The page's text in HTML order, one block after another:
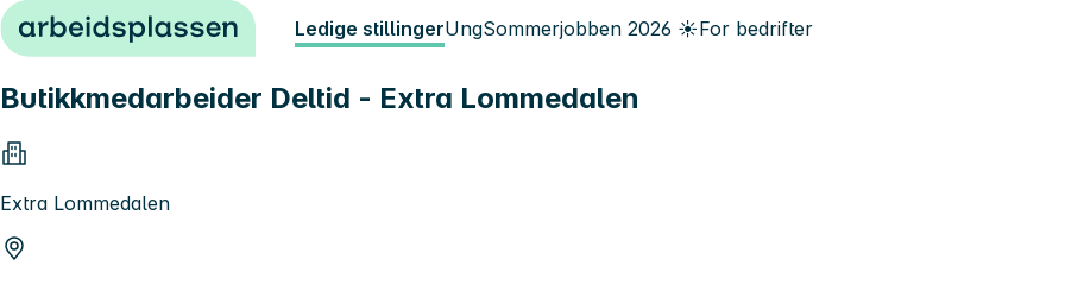
Hopp til innhold Ledige stillingerUngSommerjobben 2026 ☀️For bedrifter
Butikkmedarbeider Deltid - Extra Lommedalen
Extra Lommedalen